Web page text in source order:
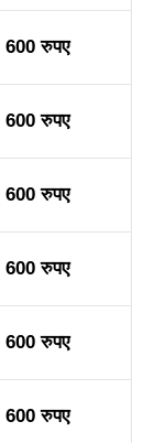
600 रुपए
600 रुपए
600 रुपए
600 रुपए
600 रुपए
600 रुपए